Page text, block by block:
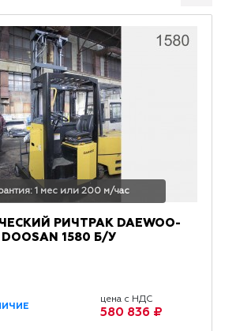
1 мес или 200 м/час
РИЧТРАК DAEWOO-
DOOSAN 1580 Б/У
цена с НДС
580 836 ₽